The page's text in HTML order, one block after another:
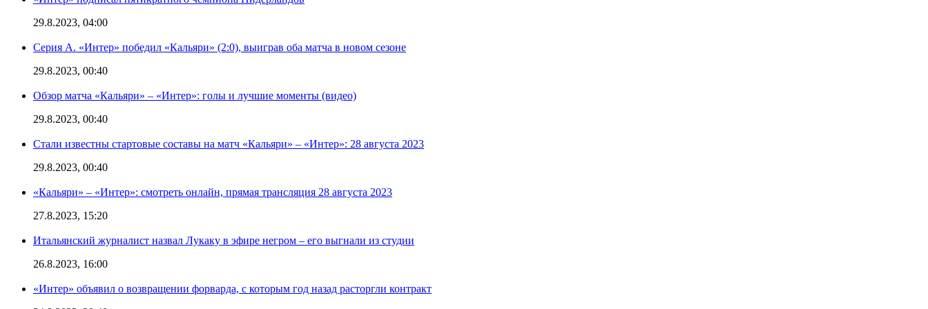
29.8.2023, 04:00
Серия А. «Интер» победил «Кальяри» (2:0), выиграв оба матча в новом сезоне
29.8.2023, 00:40
Обзор матча «Кальяри» – «Интер»: голы и лучшие моменты (видео)
29.8.2023, 00:40
Стали известны стартовые составы на матч «Кальяри» – «Интер»: 28 августа 2023
29.8.2023, 00:40
«Кальяри» – «Интер»: смотреть онлайн, прямая трансляция 28 августа 2023
27.8.2023, 15:20
Итальянский журналист назвал Лукаку в эфире негром – его выгнали из студии
26.8.2023, 16:00
«Интер» объявил о возвращении форварда, с которым год назад расторгли контракт